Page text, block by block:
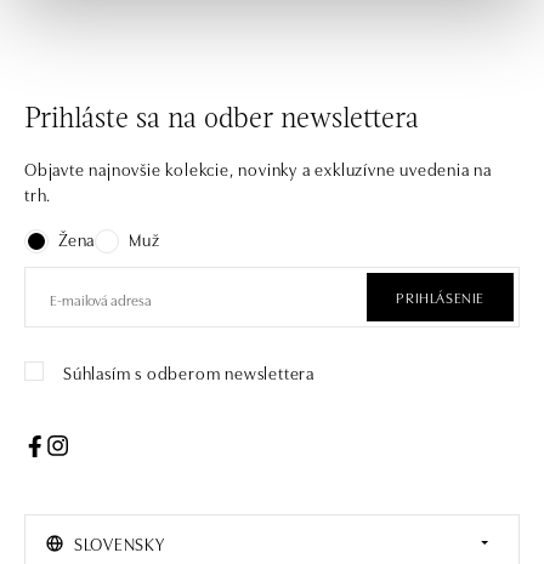
Prihláste sa na odber newslettera
Objavte najnovšie kolekcie, novinky a exkluzívne uvedenia na
trh.
Žena
Muž
PRIHLÁSENIE
Súhlasím s odberom newslettera
SLOVENSKY